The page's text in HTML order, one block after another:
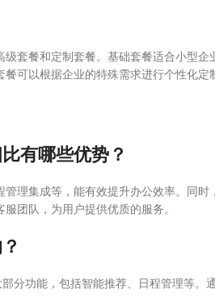
套餐和定制套餐。基础套餐适合小型
可以根据企业的特殊需求进行个性化定
有哪些优势？
理集成等，能有效提升办公效率。同
团队，为用户提供优质的服务。
分功能，包括智能推荐、日程管理等。